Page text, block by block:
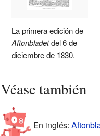
La primera edición de
Aftonbladetdel 6 de
diciembre de 1830.
Véase también
En inglés: